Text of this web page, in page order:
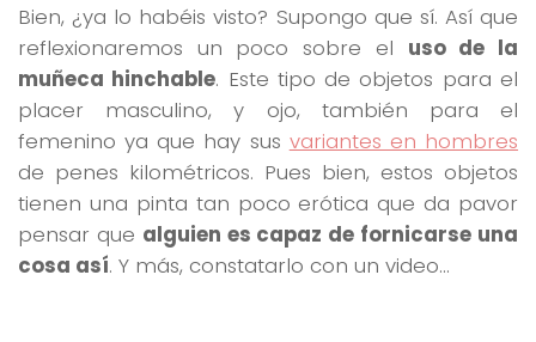
Bien, ¿ya lo habéis visto? Supongo que sí. Así que
reflexionaremos un poco sobre el uso de la
muñeca hinchable. Este tipo de objetos para el
placer masculino, y ojo, también para el
femenino ya que hay sus variantes en hombres
de penes kilométricos. Pues bien, estos objetos
tienen una pinta tan poco erótica que da pavor
pensar que alguien es capaz de fornicarse una
cosa así. Y más, constatarlo con un video…